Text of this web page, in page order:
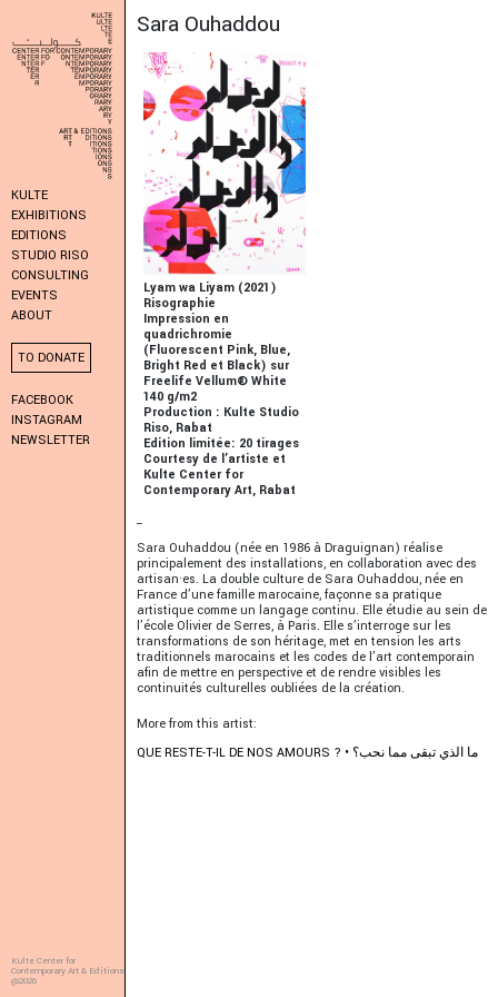
KULTE
EXHIBITIONS
EDITIONS
STUDIO RISO
CONSULTING
EVENTS
ABOUT
TO DONATE
FACEBOOK
INSTAGRAM
NEWSLETTER
Kulte Center for
Contemporary Art & Editions
@2026
Sara Ouhaddou
Lyam wa Liyam (2021)
Risographie
Impression en
quadrichromie
(Fluorescent Pink, Blue,
Bright Red et Black) sur
Freelife Vellum® White
140 g/m2
Production : Kulte Studio
Riso, Rabat
Edition limitée: 20 tirages
Courtesy de l’artiste et
Kulte Center for
Contemporary Art, Rabat
Sara Ouhaddou (née en 1986 à Draguignan) réalise
principalement des installations, en collaboration avec des
artisan·es. La double culture de Sara Ouhaddou, née en
France d’une famille marocaine, façonne sa pratique
artistique comme un langage continu. Elle étudie au sein de
l’école Olivier de Serres, à Paris. Elle s’interroge sur les
transformations de son héritage, met en tension les arts
traditionnels marocains et les codes de l’art contemporain
afin de mettre en perspective et de rendre visibles les
continuités culturelles oubliées de la création.
More from this artist:
QUE RESTE-T-IL DE NOS AMOURS ? • ما الذي تبقى مما نحب؟